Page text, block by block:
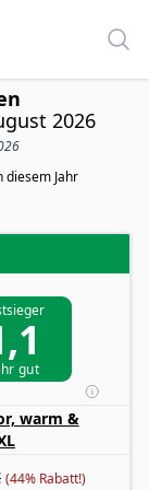
2026
Jahr
gut
warm &
(44% Rabatt!)